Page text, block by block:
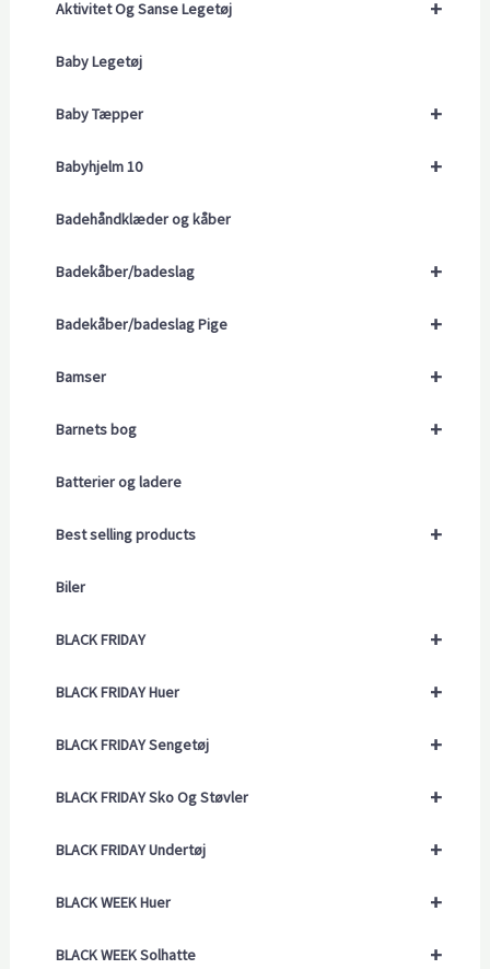
+
Aktivitet Og Sanse Legetøj
Baby Legetøj
+
Baby Tæpper
+
Babyhjelm 10
Badehåndklæder og kåber
+
Badekåber/badeslag
+
Badekåber/badeslag Pige
+
Bamser
+
Barnets bog
Batterier og ladere
+
Best selling products
Biler
+
BLACK FRIDAY
+
BLACK FRIDAY Huer
+
BLACK FRIDAY Sengetøj
+
BLACK FRIDAY Sko Og Støvler
+
BLACK FRIDAY Undertøj
+
BLACK WEEK Huer
+
BLACK WEEK Solhatte